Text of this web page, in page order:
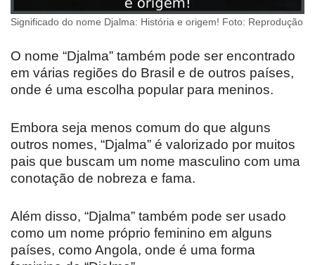
Significado do nome Djalma: História e origem! Foto: Reprodução
O nome “Djalma” também pode ser encontrado
em várias regiões do Brasil e de outros países,
onde é uma escolha popular para meninos.
Embora seja menos comum do que alguns
outros nomes, “Djalma” é valorizado por muitos
pais que buscam um nome masculino com uma
conotação de nobreza e fama.
Além disso, “Djalma” também pode ser usado
como um nome próprio feminino em alguns
países, como Angola, onde é uma forma